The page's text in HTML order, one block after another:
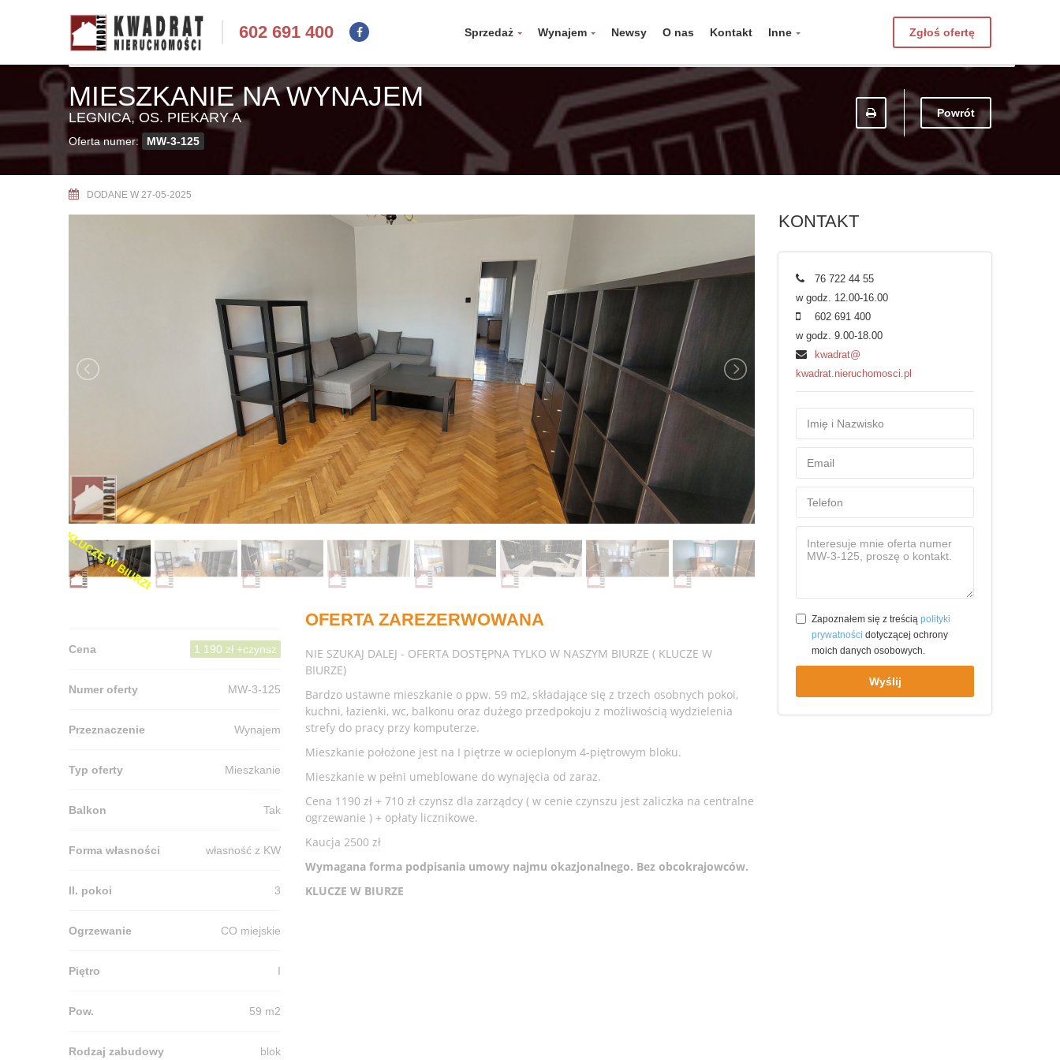
602 691 400 Sprzedaż Wynajem Newsy O nas Kontakt Inne Zgłoś ofertę
MIESZKANIE NA WYNAJEM
LEGNICA, OS. PIEKARY A
Oferta numer: MW-3-125
Powrót
DODANE W 27-05-2025
Cena 1 190 zł +czynsz
Numer oferty MW-3-125
Przeznaczenie Wynajem
Typ oferty Mieszkanie
Balkon Tak
Forma własności własność z KW
Il. pokoi 3
Ogrzewanie CO miejskie
Piętro I
Pow. 59 m2
Rodzaj zabudowy blok
OFERTA ZAREZERWOWANA
NIE SZUKAJ DALEJ - OFERTA DOSTĘPNA TYLKO W NASZYM BIURZE ( KLUCZE W
BIURZE)
Bardzo ustawne mieszkanie o ppw. 59 m2, składające się z trzech osobnych pokoi,
kuchni, łazienki, wc, balkonu oraz dużego przedpokoju z możliwością wydzielenia
strefy do pracy przy komputerze.
Mieszkanie położone jest na I piętrze w ocieplonym 4-piętrowym bloku.
Mieszkanie w pełni umeblowane do wynajęcia od zaraz.
Cena 1190 zł + 710 zł czynsz dla zarządcy ( w cenie czynszu jest zaliczka na centralne
ogrzewanie ) + opłaty licznikowe.
Kaucja 2500 zł
Wymagana forma podpisania umowy najmu okazjonalnego. Bez obcokrajowców.
KLUCZE W BIURZE
KONTAKT
76 722 44 55
w godz. 12.00-16.00
602 691 400
w godz. 9.00-18.00
kwadrat@
kwadrat.nieruchomosci.pl
Zapoznałem się z treścią polityki
prywatności dotyczącej ochrony
moich danych osobowych.
Wyślij